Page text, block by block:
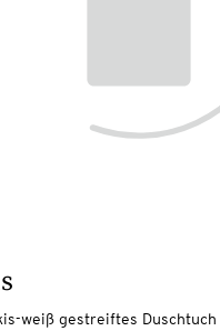
weiß gestreiftes